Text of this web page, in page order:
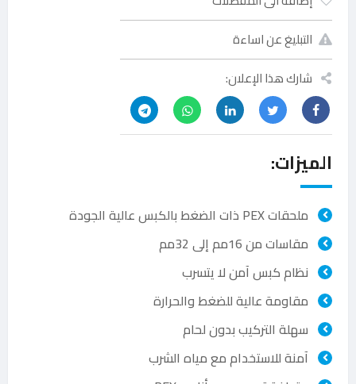
التبليغ عن اساءة
شارك هذا الإعلان:
الميزات:
ملحقات PEX ذات الضغط بالكبس عالية الجودة
مقاسات من 16مم إلى 32مم
نظام كبس آمن لا يتسرب
مقاومة عالية للضغط والحرارة
سهلة التركيب بدون لحام
آمنة للاستخدام مع مياه الشرب